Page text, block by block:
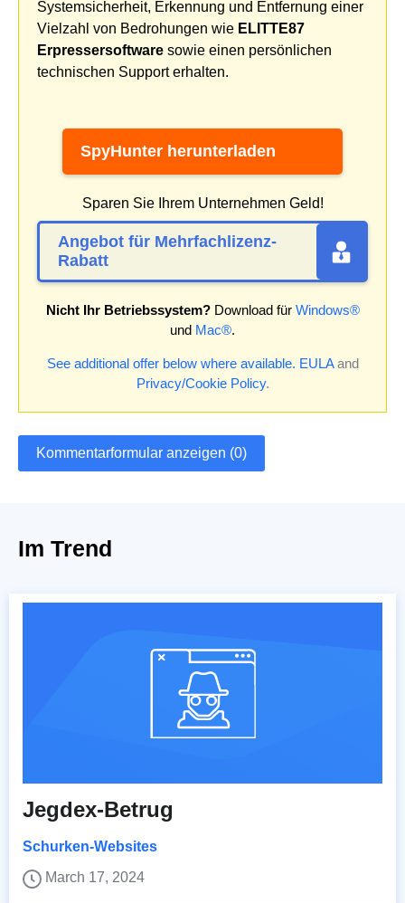
Systemsicherheit, Erkennung und Entfernung einer
Vielzahl von Bedrohungen wie ELITTE87
Erpressersoftware sowie einen persönlichen
technischen Support erhalten.
SpyHunter herunterladen
Sparen Sie Ihrem Unternehmen Geld!
Angebot für Mehrfachlizenz-
Rabatt
Nicht Ihr Betriebssystem?Download für Windows®
und Mac®.
See additional offer below where available. EULAand
Privacy/Cookie Policy.
Kommentarformular anzeigen (0)
Im Trend
Jegdex-Betrug
Schurken-Websites
March 17, 2024